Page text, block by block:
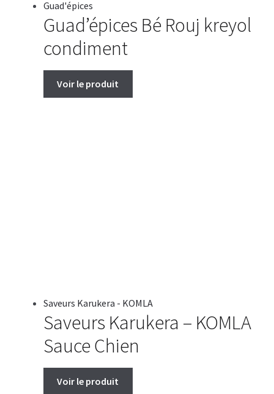
Guad'épices
Guad’épices Bé Rouj kreyol
condiment
Voir le produit
Saveurs Karukera - KOMLA
Saveurs Karukera – KOMLA
Sauce Chien
Voir le produit